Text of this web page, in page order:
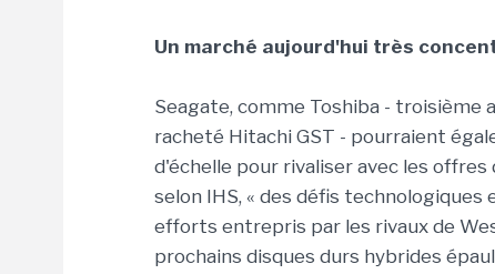
Un marché aujourd'hui très
Seagate, comme Toshiba -
racheté Hitachi GST - pourraient
d'échelle pour rivaliser avec les
selon IHS, « des défis
efforts entrepris par les rivaux de
prochains disques durs hybrides